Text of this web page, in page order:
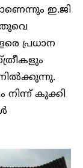
ഇ.ജി
പ്രധാന
കുക്കി